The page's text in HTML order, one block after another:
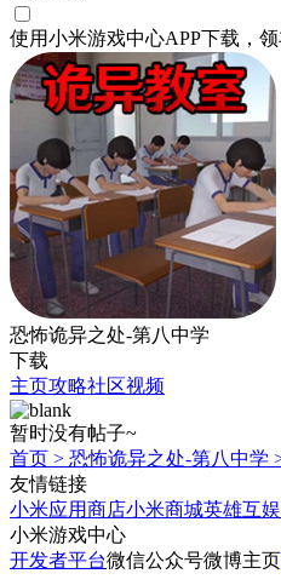
使用小米游戏中心APP下载 ，
恐怖诡异之处-第八中学
下载
主页攻略社区视频
暂时没有帖子~
首页 > 恐怖诡异之处-第八中学
友情链接
小米应用商店小米商城英雄互娱
小米游戏中心
开发者平台微信公众号微博主页